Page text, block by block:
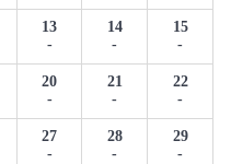
13
-
14
-
15
-
20
-
21
-
22
-
27
-
28
-
29
-